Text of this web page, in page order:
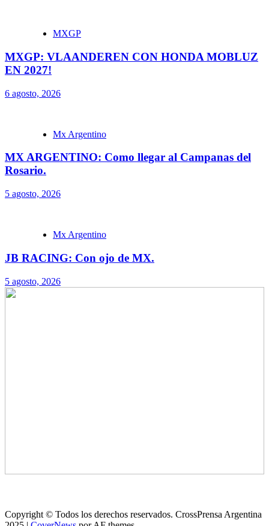
MXGP
MXGP: VLAANDEREN CON HONDA MOBLUZ
EN 2027!
6 agosto, 2026
Mx Argentino
MX ARGENTINO: Como llegar al Campanas del
Rosario.
5 agosto, 2026
Mx Argentino
JB RACING: Con ojo de MX.
5 agosto, 2026
Copyright © Todos los derechos reservados. CrossPrensa Argentina